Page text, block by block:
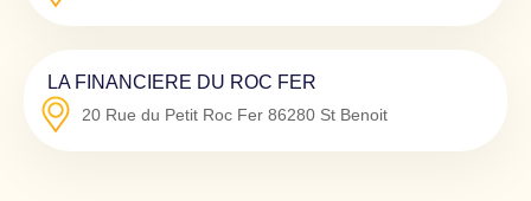
LA FINANCIERE DU ROC FER
20 Rue du Petit Roc Fer 86280 St Benoit